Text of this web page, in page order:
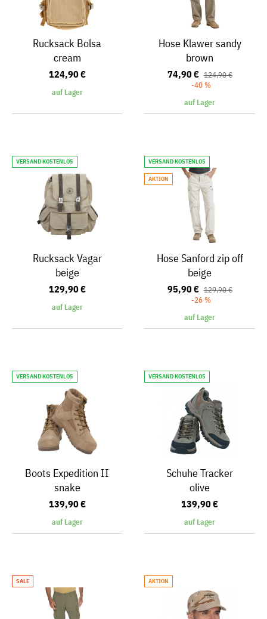
Rucksack Bolsa
cream
124,90 €
auf Lager
Hose Klawer sandy
brown
74,90 € 124,90 €
-40 %
auf Lager
VERSAND KOSTENLOS
Rucksack Vagar
beige
129,90 €
auf Lager
VERSAND KOSTENLOS
AKTION
Hose Sanford zip off
beige
95,90 € 129,90 €
-26 %
auf Lager
VERSAND KOSTENLOS
Boots Expedition II
snake
139,90 €
auf Lager
VERSAND KOSTENLOS
Schuhe Tracker
olive
139,90 €
auf Lager
SALE AKTION